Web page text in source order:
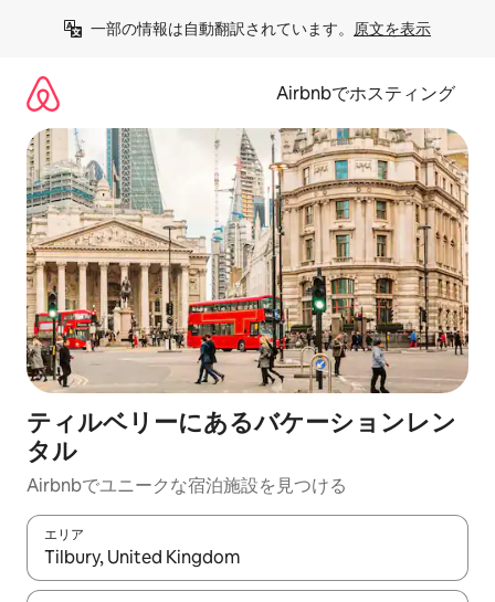
一部の情報は自動翻訳されています。 原文を表示
Airbnbでホスティング
ティルベリーにあるバケーションレン
タル
Airbnbでユニークな宿泊施設を見つける
エリア
検索結果が表示されたら、上下の矢印キーを使って移動するか